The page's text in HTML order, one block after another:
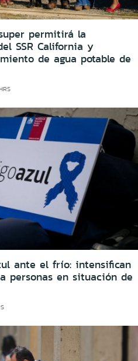
permitirá la
SSR California y
de agua potable de
ante el frío: intensifican
personas en situación de